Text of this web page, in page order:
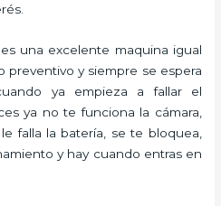
una excelente maquina igual
preventivo y siempre se espera
ya empieza a fallar el
ya no te funciona la cámara,
falla la batería, se te bloquea,
y hay cuando entras en